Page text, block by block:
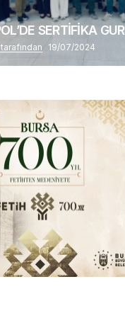
SERTİFİKA
19/07/2024